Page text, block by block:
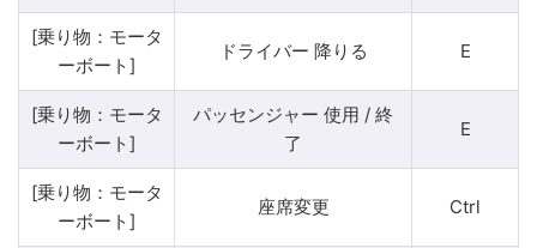
[乗り物：モータ
ーボート]
ドライバー 降りる E
[乗り物：モータ
ーボート]
パッセンジャー 使用 / 終
了
E
[乗り物：モータ
ーボート]
座席変更 Ctrl